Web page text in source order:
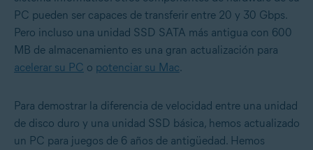
PC pueden ser capaces de transferir entre 20 y 30 Gbps.
Pero incluso una unidad SSD SATA más antigua con 600
MB de almacenamiento es una gran actualización para
acelerar su PC o potenciar su Mac.
Para demostrar la diferencia de velocidad entre una unidad
de disco duro y una unidad SSD básica, hemos actualizado
un PC para juegos de 6 años de antigüedad. Hemos